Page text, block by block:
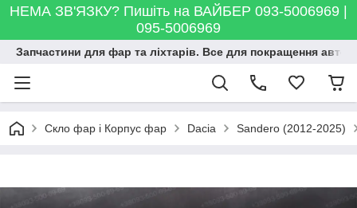
НЕМА ЗВ'ЯЗКУ? Пишіть на ВАЙБЕР 093-5006969 |
095-5006969
Запчастини для фар та ліхтарів. Все для покращення
Скло фар і Корпус фар Dacia Sandero (2012-2025)